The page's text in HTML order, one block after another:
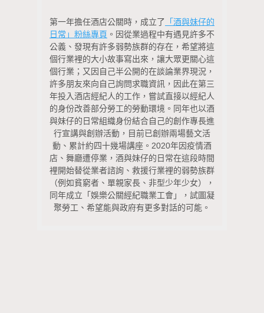
第一年擔任酒店公關時，成立了 「酒與妹仔的
日常」粉絲專頁 。因從業過程中有遇見許多不
公義、發現有許多弱勢族群的存在，希望將這
個行業裡的大小故事寫出來，讓大眾更關心這
個行業；又因自己半公開的在談論業界現況，
許多朋友來向自己詢問求職資訊，因此在第三
年投入酒店經紀人的工作，嘗試直接以經紀人
的身份改善部分勞工的勞動環境。 同年也以酒
與妹仔的日常組織身份結合自己的創作專長進
行宣講與創辦活動，目前已創辦兩場藝文活
動、累計約四十幾場講座。2020年因疫情酒
店、舞廳遭停業，酒與妹仔的日常在這段時間
裡開始替從業者諮詢、救援行業裡的弱勢族群
（例如貧窮者、單親家長、非型少年少女），
同年成立「娛樂公關經紀職業工會」，試圖凝
聚勞工、希望能與政府有更多對話的可能。